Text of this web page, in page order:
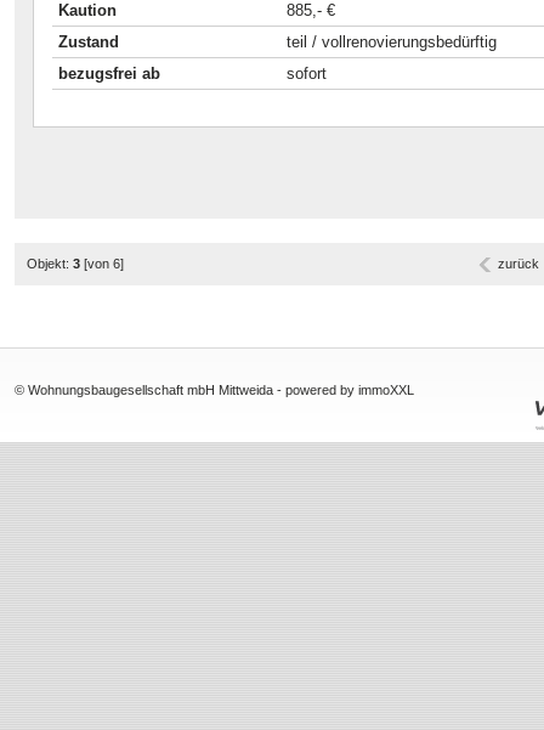
Kaution
885,- €
Zustand
teil / vollrenovierungsbedürftig
bezugsfrei ab
sofort
Objekt: 3 [von 6] zurück
© Wohnungsbaugesellschaft mbH Mittweida -powered by immoXXL